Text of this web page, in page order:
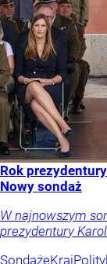
Rok
Nowy sondaż
W najnowszym
prezydentury
SondażeKraj